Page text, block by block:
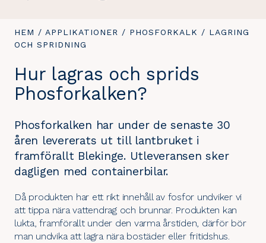
DU
ÄR
HEM / APPLIKATIONER / PHOSFORKALK / DU
LAGRING
OCH SPRIDNING
Hur lagras och sprids
Phosforkalken?
Phosforkalken har under de senaste 30
åren levererats ut till lantbruket i
framförallt Blekinge. Utleveransen sker
dagligen med containerbilar.
Då produkten har ett rikt innehåll av fosfor undviker vi
att tippa nära vattendrag och brunnar. Produkten kan
lukta, framförallt under den varma årstiden, därför bör
man undvika att lagra nära bostäder eller fritidshus.